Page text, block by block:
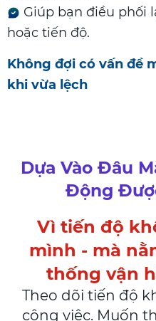
Giúp bạn điều phối
hoặc tiến độ.
Không đợi có vấn đề
khi vừa lệch
Dựa Vào Đâu
Động
Vì tiến độ
mình - mà
thống vận
Theo dõi tiến độ
công việc. Muốn